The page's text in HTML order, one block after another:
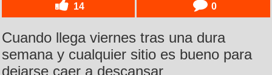
14 0
Cuando llega viernes tras una dura
semana y cualquier sitio es bueno para
dejarse caer a descansar